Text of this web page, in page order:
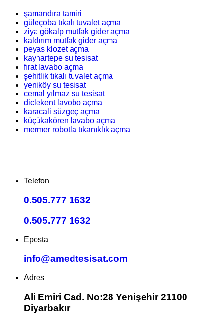
şamandıra tamiri
güleçoba tıkalı tuvalet açma
ziya gökalp mutfak gider açma
kaldırım mutfak gider açma
peyas klozet açma
kaynartepe su tesisat
fırat lavabo açma
şehitlik tıkalı tuvalet açma
yeniköy su tesisat
cemal yılmaz su tesisat
diclekent lavobo açma
karacali süzgeç açma
küçükakören lavabo açma
mermer robotla tıkanıklık açma
Telefon
0.505.777 1632
0.505.777 1632
Eposta
info@amedtesisat.com
Adres
Ali Emiri Cad. No:28 Yenişehir 21100
Diyarbakır